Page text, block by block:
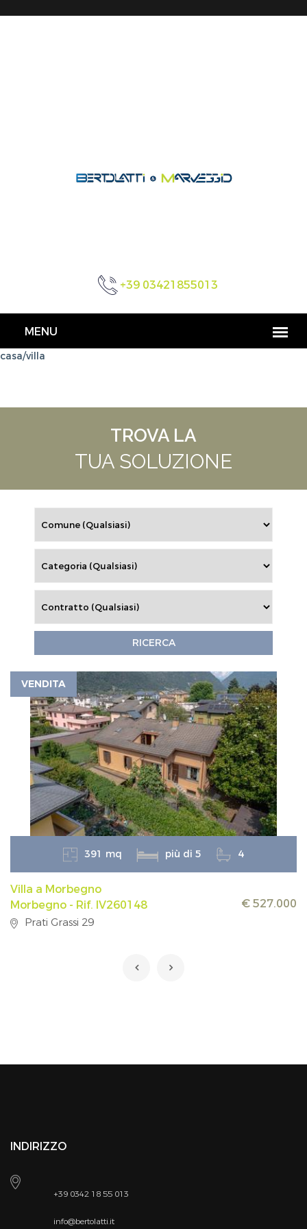
+39 03421855013
casa/villa
TROVA LA
TUA SOLUZIONE
RICERCA
VENDITA
391 mq più di 5 4
Villa a Morbegno
Morbegno - Rif. IV260148
€ 527.000
Prati Grassi 29
INDIRIZZO
+39 0342 18 55 013
info@bertolatti.it